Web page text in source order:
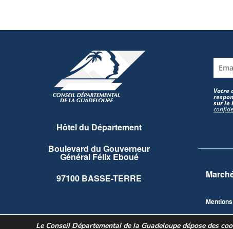
Hôtel du Département
Boulevard du Gouverneur
Général Félix Eboué
97100 BASSE-TERRE
Votre
sur le
Le Conseil Départemental de la Guadeloupe dépose des